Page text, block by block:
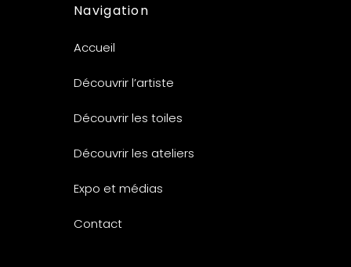
Navigation
Accueil
Découvrir l’artiste
Découvrir les toiles
Découvrir les ateliers
Expo et médias
Contact